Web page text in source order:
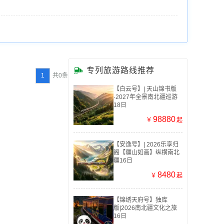
共0条
1  专列旅游路线推荐
【白云号】| 天山锦书版
·2027年全景南北疆巡游
18日
￥ 98880起
【安逸号】| 2026乐享归
阁【疆山如画】纵横南北
疆16日
￥ 8480起
【锦绣天府号】独库
版|2026南北疆文化之旅
16日